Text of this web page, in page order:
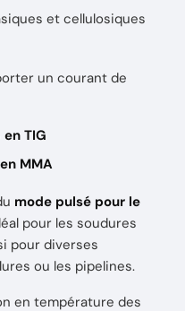
et cellulosiques
un courant de
TIG
MMA
mode pulsé pour le
pour les soudures
pour diverses
ou les pipelines.
en température des